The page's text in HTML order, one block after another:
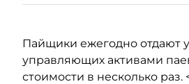
Пайщики ежегодно отдают
управляющих активами
стоимости в несколько